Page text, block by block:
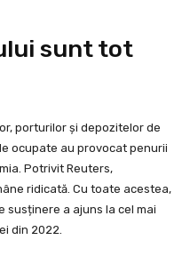
sunt tot
porturilor și depozitelor de
ocupate au provocat penurii
Potrivit Reuters,
ridicată. Cu toate acestea,
susținere a ajuns la cel mai
din 2022.